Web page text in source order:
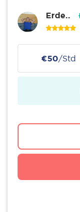
Erde..
€50/Std